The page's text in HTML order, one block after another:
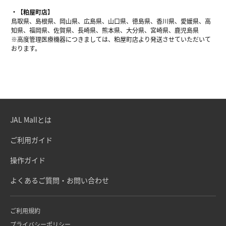
【粕屋町店】
鳥取県、島根県、岡山県、広島県、山口県、徳島県、香川県、愛媛県、高
知県、福岡県、佐賀県、長崎県、熊本県、大分県、宮崎県、鹿児島県
※高度管理医療機器につきましては、粕屋町店より発送させていただいて
おります。
JAL Mallとは
ご利用ガイド
操作ガイド
よくあるご質問・お問い合わせ
ご利用規約
プライバシーポリシー